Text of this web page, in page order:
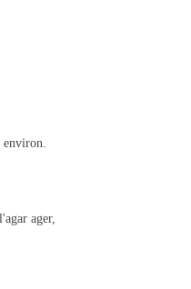
environ.
ager,